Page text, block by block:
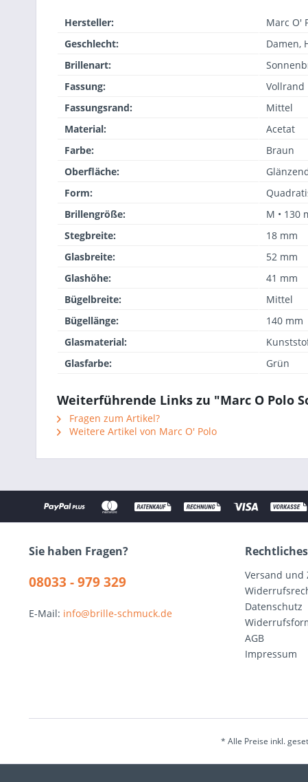
Hersteller:
Marc O'
Geschlecht:
Damen,
Brillenart:
Fassung:
Vollrand
Fassungsrand:
Mittel
Material:
Acetat
Farbe:
Braun
Oberfläche:
Form:
Brillengröße:
M • 130
Stegbreite:
18 mm
Glasbreite:
52 mm
Glashöhe:
41 mm
Bügelbreite:
Mittel
Bügellänge:
140 mm
Glasmaterial:
Glasfarbe:
Grün
Weiterführende Links zu "Marc O Polo
Fragen zum Artikel?
Weitere Artikel von Marc O' Polo
Sie haben Fragen?
08033 - 979 329
E-Mail: info@brille-schmuck.de
Rechtliches
Versand und
Datenschutz
AGB
Impressum
* Alle Preise inkl.